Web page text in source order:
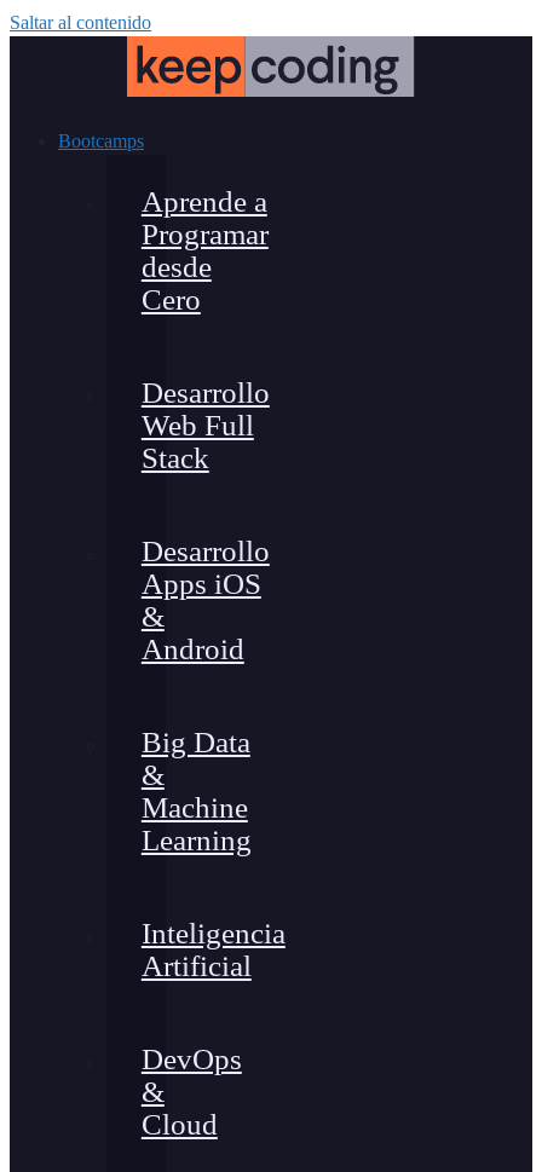
Saltar al contenido
Bootcamps
Aprende a
Programar
desde
Cero
Desarrollo
Web Full
Stack
Desarrollo
Apps iOS
&
Android
Big Data
&
Machine
Learning
Inteligencia
Artificial
DevOps
&
Cloud